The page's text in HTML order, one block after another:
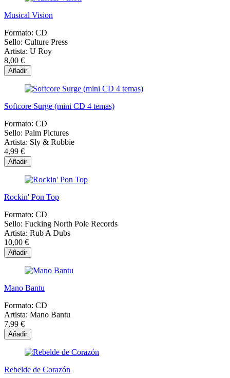
Musical Vision
Formato: CD
Sello: Culture Press
Artista: U Roy
8,00 €
Añadir
Softcore Surge (mini CD 4 temas)
Formato: CD
Sello: Palm Pictures
Artista: Sly & Robbie
4,99 €
Añadir
Rockin' Pon Top
Formato: CD
Sello: Fucking North Pole Records
Artista: Rub A Dubs
10,00 €
Añadir
Mano Bantu
Formato: CD
Artista: Mano Bantu
7,99 €
Añadir
Rebelde de Corazón